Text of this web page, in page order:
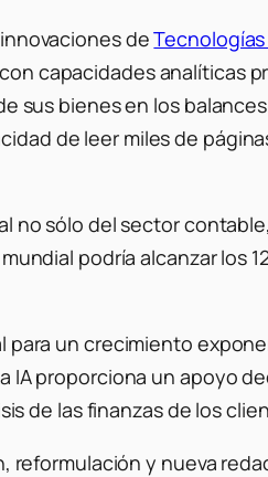
de
capacidades analíticas
bienes en los
de leer miles de
no sólo del sector
podría alcanzar
un crecimiento
proporciona un apoyo
de las finanzas de los
y nueva